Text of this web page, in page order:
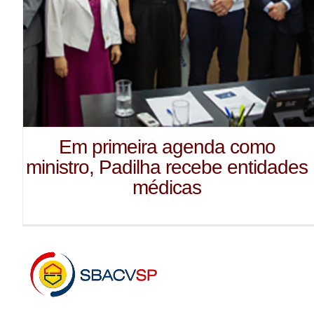
Em primeira agenda como
ministro, Padilha recebe entidades
médicas